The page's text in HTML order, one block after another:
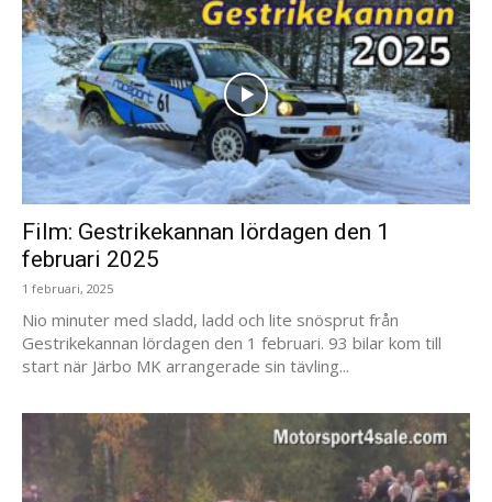
Film: Gestrikekannan lördagen den 1
februari 2025
1 februari, 2025
Nio minuter med sladd, ladd och lite snösprut från
Gestrikekannan lördagen den 1 februari. 93 bilar kom till
start när Järbo MK arrangerade sin tävling...